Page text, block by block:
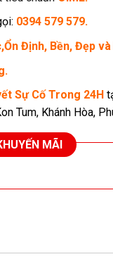
0394 579 579.
Định, Bền, Đẹp
Sự Cố Trong 24H
Tum, Khánh Hòa,
MÃI